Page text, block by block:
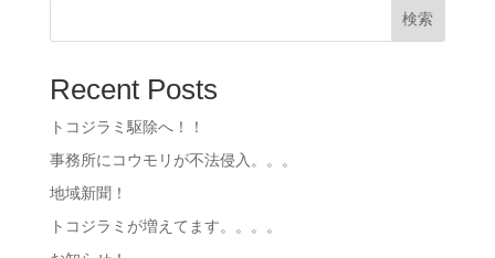
検索
Recent Posts
トコジラミ駆除へ！！
事務所にコウモリが不法侵入。。。
地域新聞！
トコジラミが増えてます。。。。